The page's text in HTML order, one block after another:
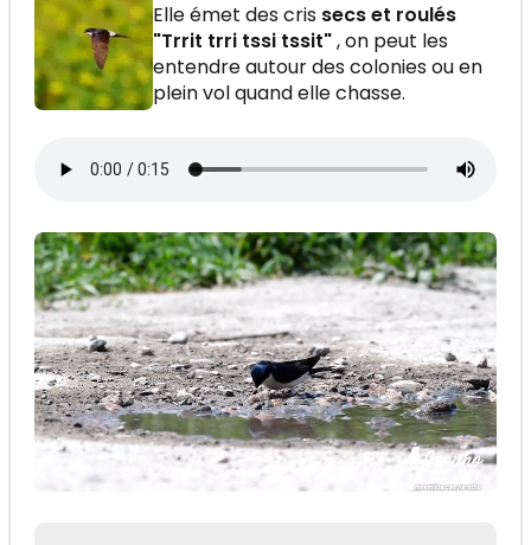
Elle émet des cris secs et roulés
"Trrit trri tssi tssit", on peut les
entendre autour des colonies ou en
plein vol quand elle chasse.